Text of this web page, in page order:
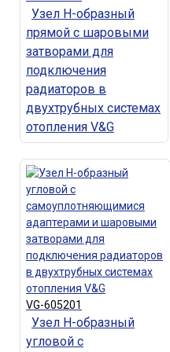
Узел Н-образный
прямой с шаровыми
затворами для
подключения
радиаторов в
двухтрубных системах
отопления V&G
VG-605201
Узел Н-образный
угловой с